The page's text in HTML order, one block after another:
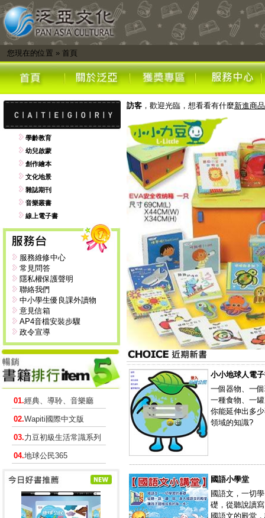
您現在的位置 » 首頁
學齡教育
幼兒啟蒙
創作繪本
文化地景
雜誌期刊
音樂叢書
線上電子書
服務維修中心
常見問答
隱私權保護聲明
聯絡我們
中小學生優良課外讀物
意見信箱
AP4音檔安裝步驟
政令宣導
01.經典、導聆、音樂廳
02.Wapiti國際中文版
03.力豆初級生活常識系列
04.地球公民365
訪客 ，歡迎光臨，想看看有什麼新進商品
小小地球人電
一個器物、一
一種食物、一
你能延伸出多
領域的知識?
----------------------------------------------
國語小學堂
國語文，一切
礎，從聽說讀
國語文的殿堂